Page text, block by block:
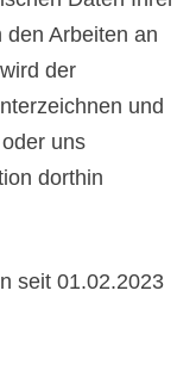
den Arbeiten an
der
und
uns
dorthin
seit 01.02.2023